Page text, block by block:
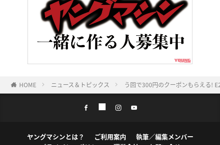
HOME ニュース＆トピックス う回で300円のクーポンもらえる!
ヤングマシンとは？ ご利用案内
執筆／編集メンバー